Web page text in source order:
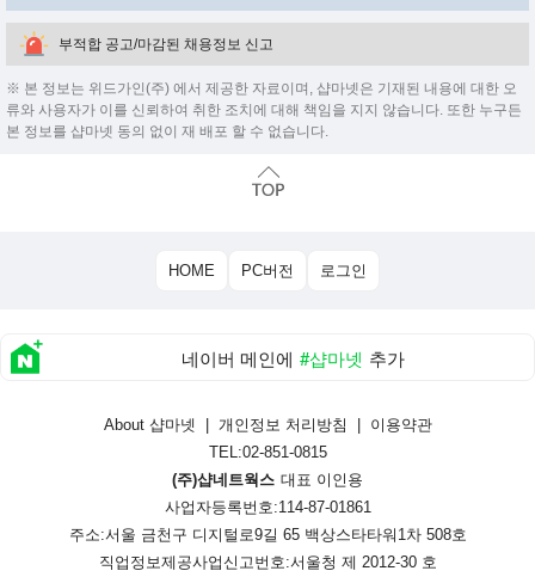
부적합 공고/마감된 채용정보 신고
※ 본 정보는 위드가인(주) 에서 제공한 자료이며, 샵마넷은 기재된 내용에 대한 오
류와 사용자가 이를 신뢰하여 취한 조치에 대해 책임을 지지 않습니다. 또한 누구든
본 정보를 샵마넷 동의 없이 재 배포 할 수 없습니다.
HOME PC버전 로그인
네이버 메인에 #샵마넷 추가
About 샵마넷 개인정보 처리방침
이용약관
TEL:02-851-0815
(주)샵네트웍스 대표 이인용
사업자등록번호:114-87-01861
주소:서울 금천구 디지털로9길 65 백상스타타워1차 508호
직업정보제공사업신고번호:서울청 제 2012-30 호